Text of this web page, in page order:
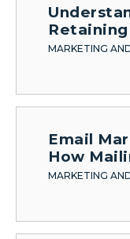
MARKETING
Email
How
MARKETING